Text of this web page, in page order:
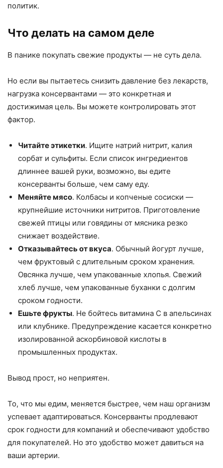
политик.
Что делать на самом деле
В панике покупать свежие продукты — не суть дела.
Но если вы пытаетесь снизить давление без лекарств,
нагрузка консервантами — это конкретная и
достижимая цель. Вы можете контролировать этот
фактор.
Читайте этикетки. Ищите натрий нитрит, калия
сорбат и сульфиты. Если список ингредиентов
длиннее вашей руки, возможно, вы едите
консерванты больше, чем саму еду.
Меняйте мясо. Колбасы и копченые сосиски —
крупнейшие источники нитритов. Приготовление
свежей птицы или говядины от мясника резко
снижает воздействие.
Отказывайтесь от вкуса. Обычный йогурт лучше,
чем фруктовый с длительным сроком хранения.
Овсянка лучше, чем упакованные хлопья. Свежий
хлеб лучше, чем упакованные буханки с долгим
сроком годности.
Ешьте фрукты. Не бойтесь витамина С в апельсинах
или клубнике. Предупреждение касается конкретно
изолированной аскорбиновой кислоты в
промышленных продуктах.
Вывод прост, но неприятен.
То, что мы едим, меняется быстрее, чем наш организм
успевает адаптироваться. Консерванты продлевают
срок годности для компаний и обеспечивают удобство
для покупателей. Но это удобство может давиться на
ваши артерии.